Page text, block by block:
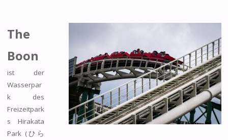
The
Boon
ist der
Wasserpar
k des
Freizeitpark
s Hirakata
Park (ひら